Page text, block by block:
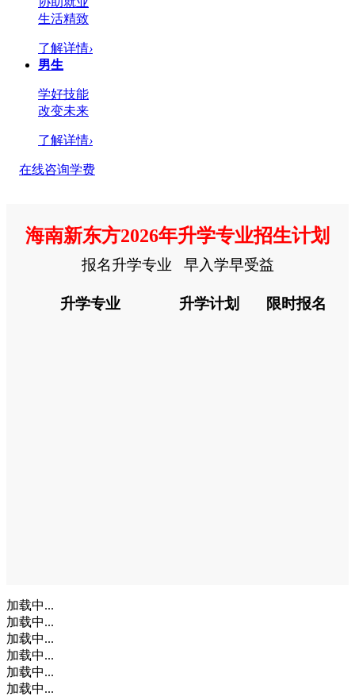
生活精致
了解详情›
男生
学好技能
改变未来
了解详情›
在线咨询学费
海南新东方2026年升学专业招生计划
报名升学专业 早入学早受益
升学专业 升学计划 限时报名
加载中...
加载中...
加载中...
加载中...
加载中...
加载中...